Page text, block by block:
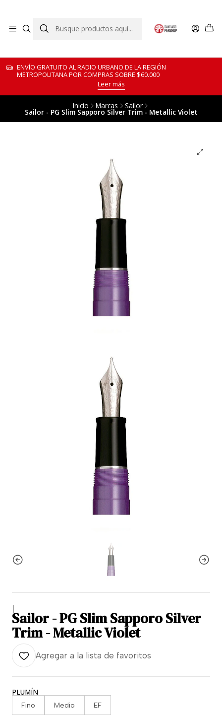
ENVÍO GRATUITO AL RADIO URBANO DE LA REGIÓN
METROPOLITANA POR COMPRAS SOBRE $60.000
Leer más
Inicio Marcas Sailor
Sailor - PG Slim Sapporo Silver Trim - Metallic Violet
|
Sailor - PG Slim Sapporo Silver
Trim - Metallic Violet
Agregar a la lista de favoritos
PLUMÍN
Fino Medio EF